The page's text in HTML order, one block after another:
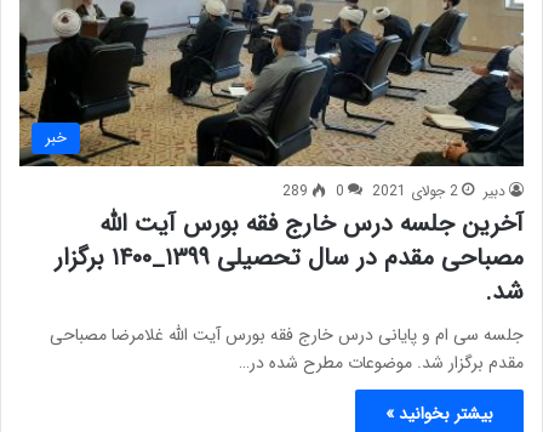
خبر
دبیر 2 جولای 2021 0
289
آخرین جلسه درس خارج فقه بورس آیت الله
مصباحی مقدم در سال تحصیلی ۱۳۹۹_۱۴۰۰ برگزار
شد.
جلسه سی ام و پایانی درس خارج فقه بورس آیت الله غلامرضا مصباحی
مقدم برگزار شد. موضوعات مطرح شده در…
بیشتر بخوانید »